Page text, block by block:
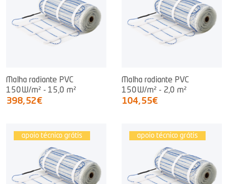
Malha radiante PVC
150W/m² - 15,0 m²
398,52€
Malha radiante PVC
150W/m² - 2,0 m²
104,55€
apoio técnico grátis apoio técnico grátis